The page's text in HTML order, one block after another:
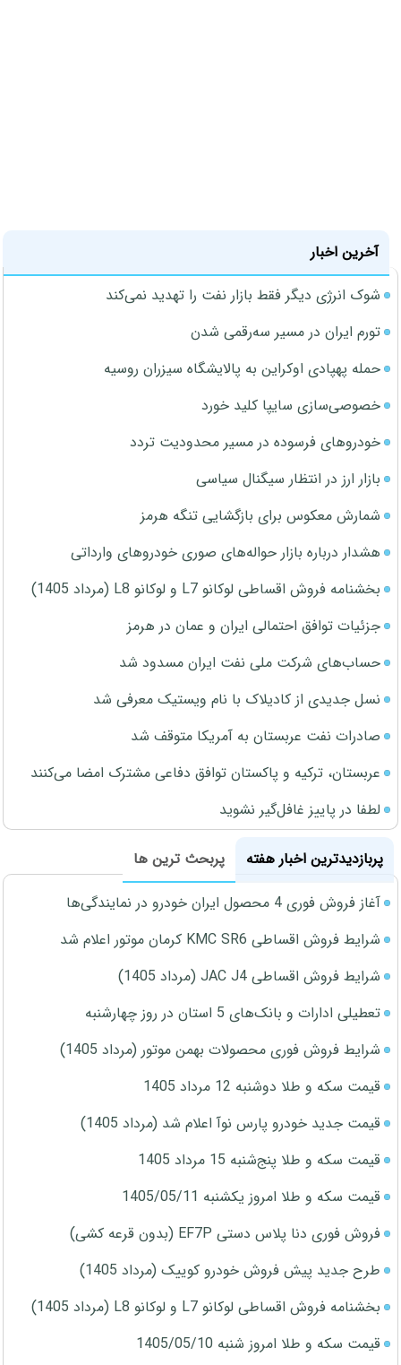
آخرین اخبار
شوک انرژی دیگر فقط بازار نفت را تهدید نمی‌کند
تورم ایران در مسیر سه‌رقمی شدن
حمله پهپادی اوکراین به پالایشگاه سیزران روسیه
خصوصی‌سازی سایپا کلید خورد
خودروهای فرسوده در مسیر محدودیت تردد
بازار ارز در انتظار سیگنال سیاسی
شمارش معکوس برای بازگشایی تنگه هرمز
هشدار درباره بازار حواله‌های صوری خودروهای وارداتی
بخشنامه فروش اقساطی لوکانو L7 و لوکانو L8 (مرداد 1405)
جزئیات توافق احتمالی ایران و عمان در هرمز
حساب‌های شرکت ملی نفت ایران مسدود شد
نسل جدیدی از کادیلاک با نام ویستیک معرفی شد
صادرات نفت عربستان به آمریکا متوقف شد
عربستان، ترکیه و پاکستان توافق دفاعی مشترک امضا می‌کنند
لطفا در پاییز غافل‌گیر نشوید
پربازدیدترین اخبار هفته
پربحث ترین ها
آغاز فروش فوری 4 محصول ایران خودرو در نمایندگی‌ها
شرایط فروش اقساطی KMC SR6 کرمان موتور اعلام شد
شرایط فروش اقساطی JAC J4 (مرداد 1405)
تعطیلی ادارات و بانک‌های 5 استان در روز چهارشنبه
شرایط فروش فوری محصولات بهمن موتور (مرداد 1405)
قیمت سکه و طلا دوشنبه 12 مرداد 1405
قیمت جدید خودرو پارس نوآ اعلام شد (مرداد 1405)
قیمت سکه و طلا پنج‌شنبه 15 مرداد 1405
قیمت سکه و طلا امروز یکشنبه 1405/05/11
فروش فوری دنا پلاس دستی EF7P (بدون قرعه کشی)
طرح جدید پیش فروش خودرو کوییک (مرداد 1405)
بخشنامه فروش اقساطی لوکانو L7 و لوکانو L8 (مرداد 1405)
قیمت سکه و طلا امروز شنبه 1405/05/10